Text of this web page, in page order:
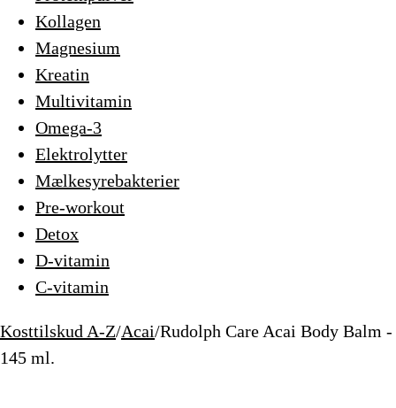
Kollagen
Magnesium
Kreatin
Multivitamin
Omega-3
Elektrolytter
Mælkesyrebakterier
Pre-workout
Detox
D-vitamin
C-vitamin
Kosttilskud A-Z/Acai/Rudolph Care Acai Body Balm -
145 ml.